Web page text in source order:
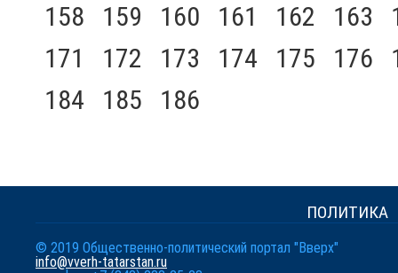
158
159 160 161 162 163
171
172 173 174 175 176
184
185 186
ПОЛИТИКА
© 2019 Общественно-политический портал "Вверх"
info@vverh-tatarstan.ru